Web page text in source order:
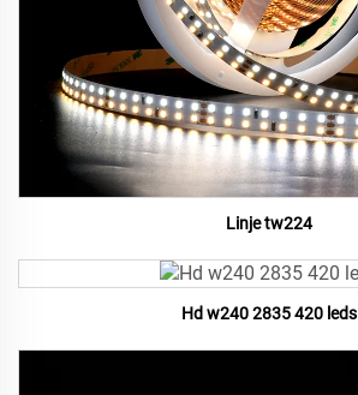
Linje tw224
Hd w240 2835 420 leds